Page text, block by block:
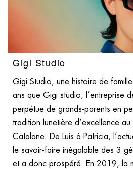
Gigi Studio
Gigi Studio, une histoire de
ans que Gigi studio, l’entreprise
perpétue de grands-parents en
tradition lunetière d’excellence
Catalane. De Luis à Patricia,
le savoir-faire inégalable des 3
et a donc prospéré. En 2019, la